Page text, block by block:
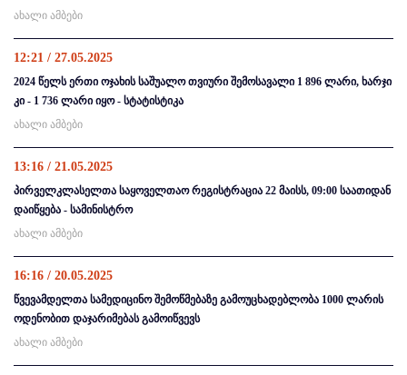
ახალი ამბები
12:21 / 27.05.2025
2024 წელს ერთი ოჯახის საშუალო თვიური შემოსავალი 1 896 ლარი, ხარჯი
კი - 1 736 ლარი იყო - სტატისტიკა
ახალი ამბები
13:16 / 21.05.2025
პირველკლასელთა საყოველთაო რეგისტრაცია 22 მაისს, 09:00 საათიდან
დაიწყება - სამინისტრო
ახალი ამბები
16:16 / 20.05.2025
წვევამდელთა სამედიცინო შემოწმებაზე გამოუცხადებლობა 1000 ლარის
ოდენობით დაჯარიმებას გამოიწვევს
ახალი ამბები